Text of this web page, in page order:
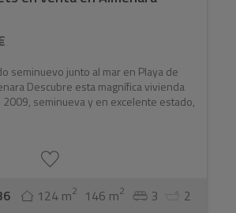
seminuevo junto al mar en Playa de
Descubre esta magnífica vivienda
seminueva y en excelente estado,
124 m2 146 m2 3 2